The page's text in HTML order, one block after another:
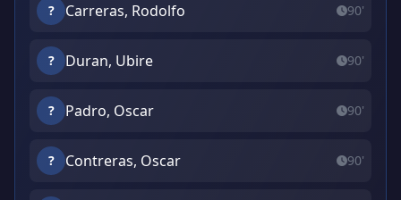
? Carreras, Rodolfo 90'
? Duran, Ubire 90'
? Padro, Oscar 90'
? Contreras, Oscar 90'